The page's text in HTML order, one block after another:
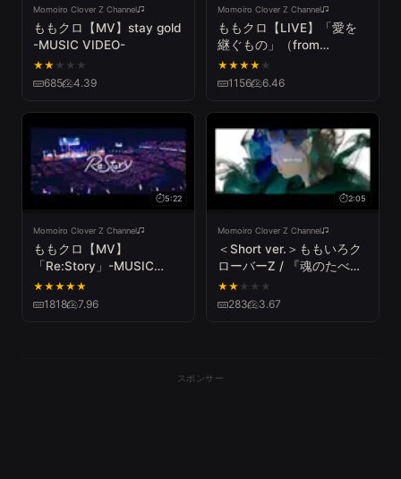
Momoiro Clover Z Channel
ももクロ【MV】stay gold
-MUSIC VIDEO-
★★ ★ ★ ★
685 4.39
Momoiro Clover Z Channel
ももクロ【LIVE】「愛を
継ぐもの」（from
『Momoclo Mania 2018 -
Road to 2020-』Day2）
★★★★ ★
1156 6.46
5:22
Momoiro Clover Z Channel
ももクロ【MV】
「Re:Story」-MUSIC
VIDEO LIVE ver.-
★★★★★
1818 7.96
2:05
Momoiro Clover Z Channel
＜Short ver.＞ももいろク
ローバーZ / 『魂のたべも
の』MUSIC VIDEO
from「MOMOIRO
★★ ★ ★ ★
283 3.67
スポンサー